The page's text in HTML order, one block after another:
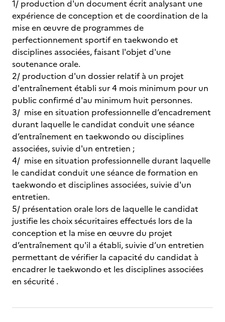
1/ production d'un document écrit analysant une
expérience de conception et de coordination de la
mise en œuvre de programmes de
perfectionnement sportif en taekwondo et
disciplines associées, faisant l'objet d'une
soutenance orale.
2/ production d'un dossier relatif à un projet
d'entraînement établi sur 4 mois minimum pour un
public confirmé d'au minimum huit personnes.
3/ mise en situation professionnelle d’encadrement
durant laquelle le candidat conduit une séance
d’entraînement en taekwondo ou disciplines
associées, suivie d'un entretien ;
4/ mise en situation professionnelle durant laquelle
le candidat conduit une séance de formation en
taekwondo et disciplines associées, suivie d'un
entretien.
5/ présentation orale lors de laquelle le candidat
justifie les choix sécuritaires effectués lors de la
conception et la mise en œuvre du projet
d’entraînement qu'il a établi, suivie d’un entretien
permettant de vérifier la capacité du candidat à
encadrer le taekwondo et les disciplines associées
en sécurité .